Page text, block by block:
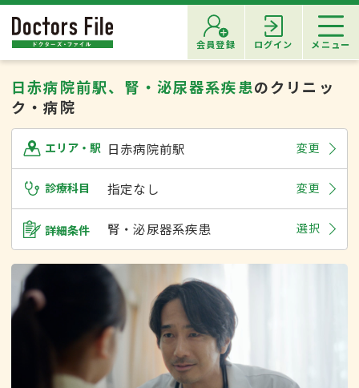
会員登録 ログイン メニュー
日赤病院前駅、腎・泌尿器系疾患のクリニッ
ク・病院
エリア・駅 日赤病院前駅 変更
診療科目 指定なし 変更
詳細条件 腎・泌尿器系疾患 選択